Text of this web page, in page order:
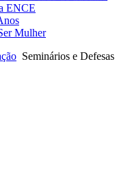
ENCE
Mulher
Seminários e Defesas